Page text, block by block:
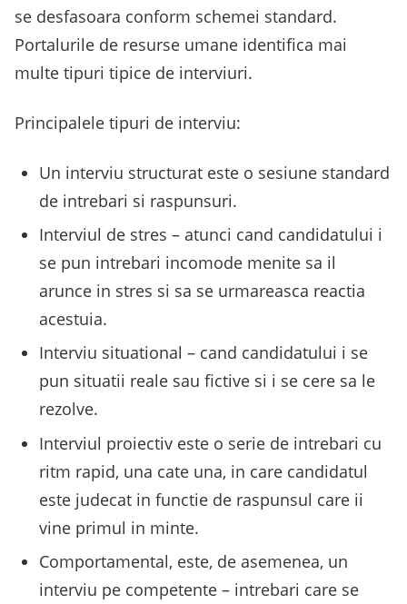
se desfasoara conform schemei standard.
Portalurile de resurse umane identifica mai
multe tipuri tipice de interviuri.
Principalele tipuri de interviu:
Un interviu structurat este o sesiune standard
de intrebari si raspunsuri.
Interviul de stres – atunci cand candidatului i
se pun intrebari incomode menite sa il
arunce in stres si sa se urmareasca reactia
acestuia.
Interviu situational – cand candidatului i se
pun situatii reale sau fictive si i se cere sa le
rezolve.
Interviul proiectiv este o serie de intrebari cu
ritm rapid, una cate una, in care candidatul
este judecat in functie de raspunsul care ii
vine primul in minte.
Comportamental, este, de asemenea, un
interviu pe competente – intrebari care se